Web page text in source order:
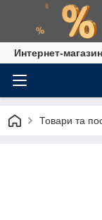
Интернет-
Товари та